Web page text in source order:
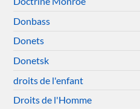
Donbass
Donets
Donetsk
droits de l'enfant
Droits de l'Homme